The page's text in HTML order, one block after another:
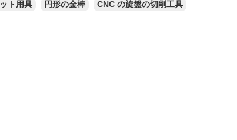
ト用具 円形の金棒 CNC の旋盤の切削工具